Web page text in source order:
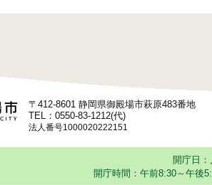
〒412-8601 静岡県御殿場市萩原483番地
TEL：0550-83-1212(代)
法人番号1000020222151
開庁日：
開庁時間：午前8:30～午後